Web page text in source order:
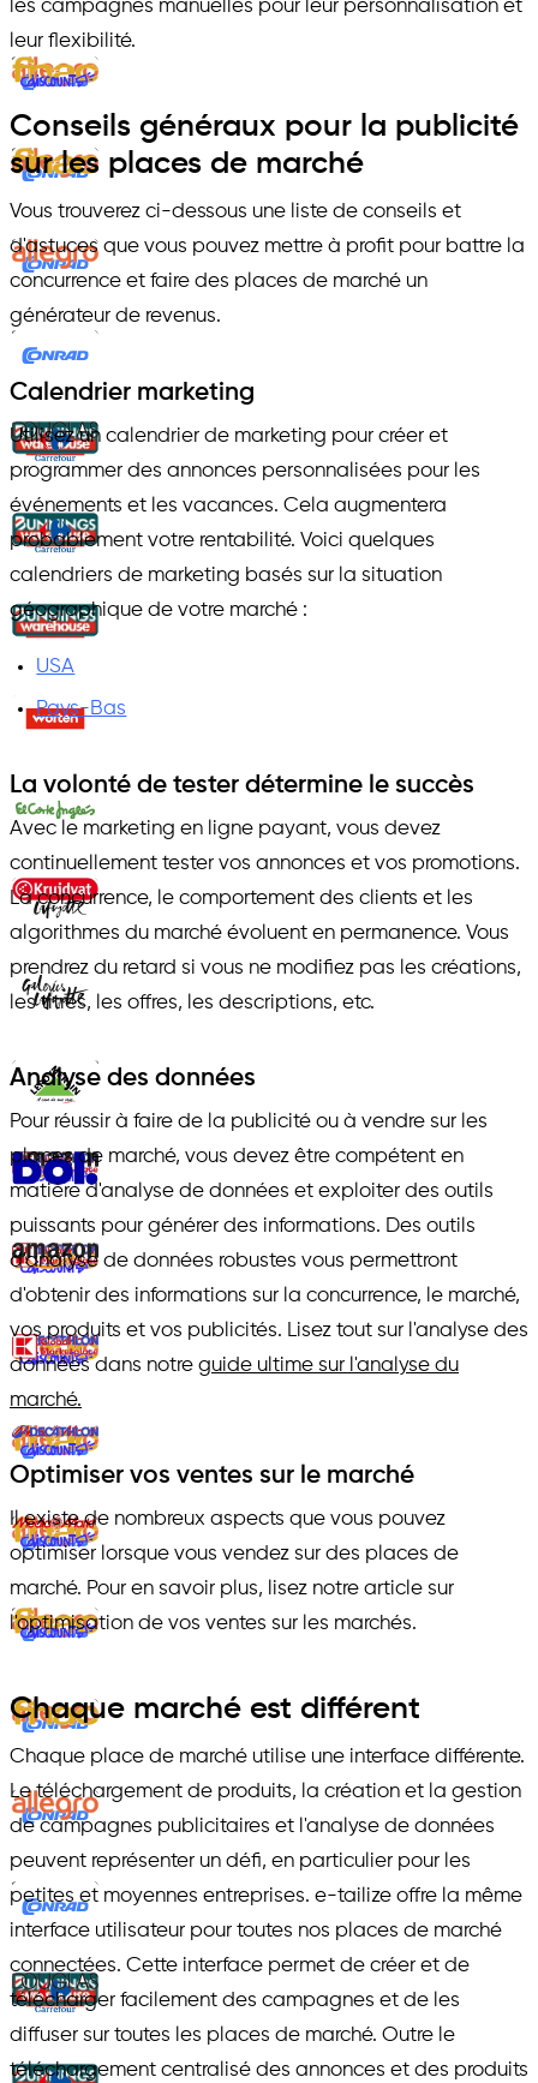
les campagnes manuelles pour leur personnalisation et
leur flexibilité.
Conseils généraux pour la publicité
sur les places de marché
Vous trouverez ci-dessous une liste de conseils et
d'astuces que vous pouvez mettre à profit pour battre la
concurrence et faire des places de marché un
générateur de revenus.
Calendrier marketing
Utilisez un calendrier de marketing pour créer et
programmer des annonces personnalisées pour les
événements et les vacances. Cela augmentera
probablement votre rentabilité. Voici quelques
calendriers de marketing basés sur la situation
géographique de votre marché :
USA
Pays-Bas
La volonté de tester détermine le succès
Avec le marketing en ligne payant, vous devez
continuellement tester vos annonces et vos promotions.
La concurrence, le comportement des clients et les
algorithmes du marché évoluent en permanence. Vous
prendrez du retard si vous ne modifiez pas les créations,
les titres, les offres, les descriptions, etc.
Analyse des données
Pour réussir à faire de la publicité ou à vendre sur les
places de marché, vous devez être compétent en
matière d'analyse de données et exploiter des outils
puissants pour générer des informations. Des outils
d'analyse de données robustes vous permettront
d'obtenir des informations sur la concurrence, le marché,
vos produits et vos publicités. Lisez tout sur l'analyse des
données dans notre guide ultime sur l'analyse du
marché.
Optimiser vos ventes sur le marché
Il existe de nombreux aspects que vous pouvez
optimiser lorsque vous vendez sur des places de
marché. Pour en savoir plus, lisez notre article sur
l'optimisation de vos ventes sur les marchés.
Chaque marché est différent
Chaque place de marché utilise une interface différente.
Le téléchargement de produits, la création et la gestion
de campagnes publicitaires et l'analyse de données
peuvent représenter un défi, en particulier pour les
petites et moyennes entreprises. e-tailize offre la même
interface utilisateur pour toutes nos places de marché
connectées. Cette interface permet de créer et de
télécharger facilement des campagnes et de les
diffuser sur toutes les places de marché. Outre le
téléchargement centralisé des annonces et des produits